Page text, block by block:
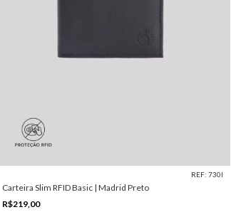
REF: 730I
Carteira Slim RFID Basic | Madrid Preto
R$219,00